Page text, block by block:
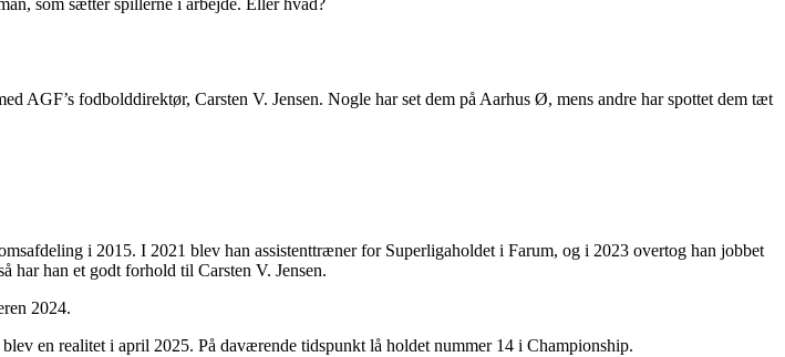
som sætter spillerne i arbejde. Eller hvad?
AGF’s fodbolddirektør, Carsten V. Jensen. Nogle har set dem på Aarhus Ø, mens andre har spottet dem tæt
i 2015. I 2021 blev han assistenttræner for Superligaholdet i Farum, og i 2023 overtog han jobbet
har han et godt forhold til Carsten V. Jensen.
2024.
en realitet i april 2025. På daværende tidspunkt lå holdet nummer 14 i Championship.